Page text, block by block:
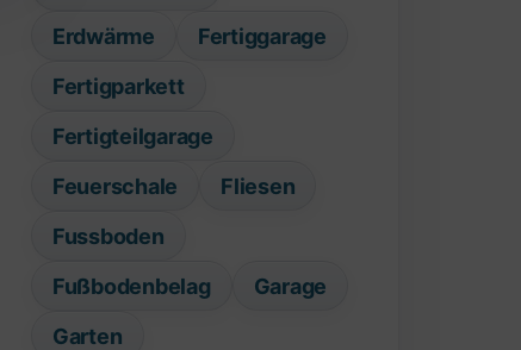
Erdwärme
Fertiggarage
Fertigparkett
Fertigteilgarage
Feuerschale
Fliesen
Fussboden
Fußbodenbelag
Garage
Garten